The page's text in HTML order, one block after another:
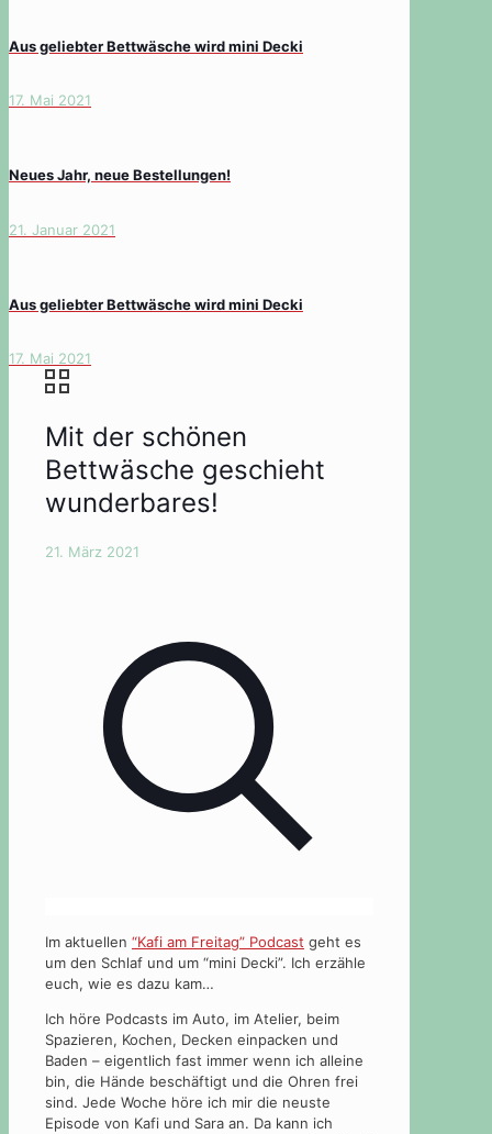
Aus geliebter Bettwäsche wird mini Decki
17. Mai 2021
Neues Jahr, neue Bestellungen!
21. Januar 2021
Aus geliebter Bettwäsche wird mini Decki
17. Mai 2021
Mit der schönen
Bettwäsche geschieht
wunderbares!
21. März 2021
Im aktuellen “Kafi am Freitag” Podcast geht es
um den Schlaf und um “mini Decki”. Ich erzähle
euch, wie es dazu kam…
Ich höre Podcasts im Auto, im Atelier, beim
Spazieren, Kochen, Decken einpacken und
Baden – eigentlich fast immer wenn ich alleine
bin, die Hände beschäftigt und die Ohren frei
sind. Jede Woche höre ich mir die neuste
Episode von Kafi und Sara an. Da kann ich